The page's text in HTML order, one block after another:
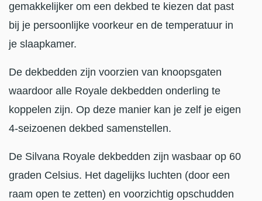
gemakkelijker om een dekbed te kiezen dat past
bij je persoonlijke voorkeur en de temperatuur in
je slaapkamer.
De dekbedden zijn voorzien van knoopsgaten
waardoor alle Royale dekbedden onderling te
koppelen zijn. Op deze manier kan je zelf je eigen
4-seizoenen dekbed samenstellen.
De Silvana Royale dekbedden zijn wasbaar op 60
graden Celsius. Het dagelijks luchten (door een
raam open te zetten) en voorzichtig opschudden